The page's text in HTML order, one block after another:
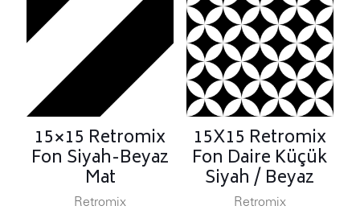
15×15 Retromix
Fon Siyah-Beyaz
Mat
Retromix
15X15 Retromix
Fon Daire Küçük
Siyah / Beyaz
Retromix